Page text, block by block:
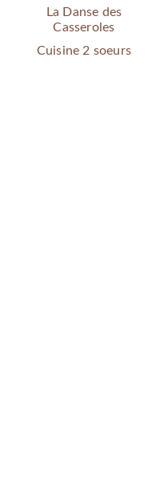
La Danse des
Casseroles
Cuisine 2 soeurs